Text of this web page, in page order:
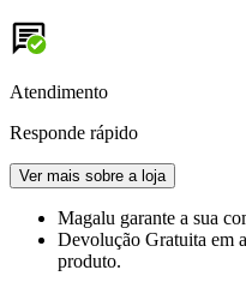
Atendimento
Responde rápido
Ver mais sobre a loja
Magalu garante a sua
Devolução Gratuita em
produto.